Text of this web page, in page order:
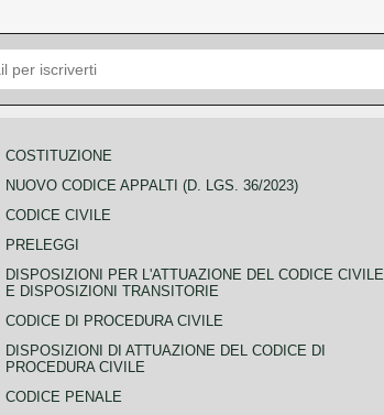
COSTITUZIONE
NUOVO CODICE APPALTI (D. LGS. 36/2023)
CODICE CIVILE
PRELEGGI
DISPOSIZIONI PER L'ATTUAZIONE DEL CODICE CIVILE
E DISPOSIZIONI TRANSITORIE
CODICE DI PROCEDURA CIVILE
DISPOSIZIONI DI ATTUAZIONE DEL CODICE DI
PROCEDURA CIVILE
CODICE PENALE